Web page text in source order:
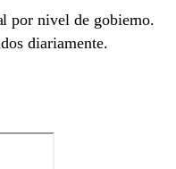
por nivel de gobierno.
diariamente.